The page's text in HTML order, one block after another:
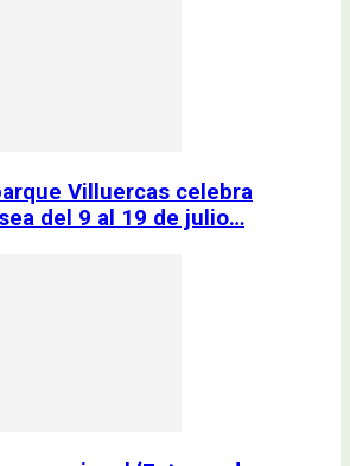
Villuercas celebra
del 9 al 19 de julio…